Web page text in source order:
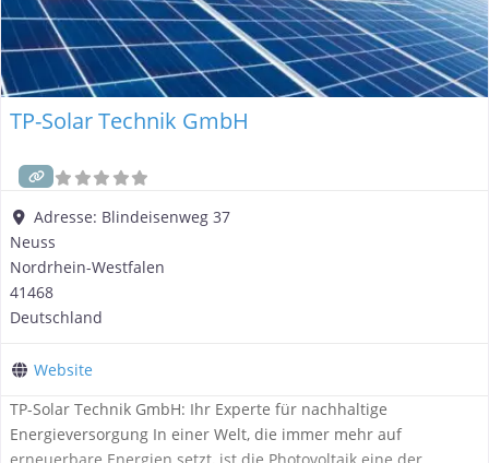
TP-Solar Technik GmbH
Adresse: Blindeisenweg 37
Neuss
Nordrhein-Westfalen
41468
Deutschland
Website
TP-Solar Technik GmbH: Ihr Experte für nachhaltige
Energieversorgung In einer Welt, die immer mehr auf
erneuerbare Energien setzt, ist die Photovoltaik eine der